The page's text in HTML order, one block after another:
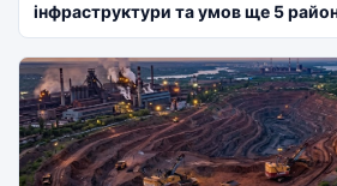
інфраструктури та умов ще 5